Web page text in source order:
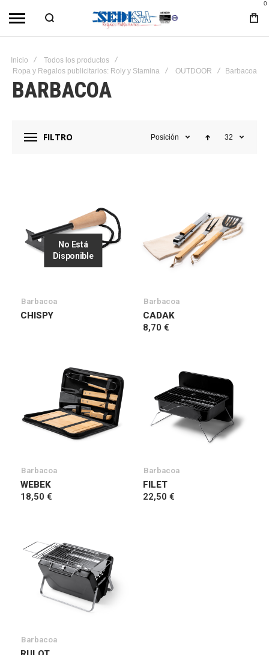
0
Inicio
Todos los productos
Ropa y Regalos publicitarios: Roly y Stamina
OUTDOOR Barbacoa
BARBACOA
FILTRO Posición 32
No Está
Disponible
Barbacoa
CHISPY
Barbacoa
CADAK
8,70 €
Barbacoa
WEBEK
18,50 €
Barbacoa
FILET
22,50 €
Barbacoa